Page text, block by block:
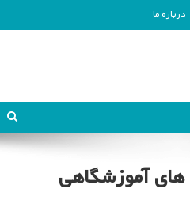
درباره ما
درسی ایران
های آموزشگاهی